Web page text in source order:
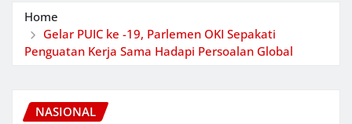
Home
Gelar PUIC ke -19, Parlemen OKI Sepakati
Penguatan Kerja Sama Hadapi Persoalan Global
NASIONAL